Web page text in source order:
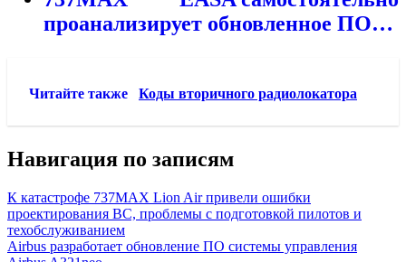
проанализирует обновленное ПО…
Читайте также Коды вторичного радиолокатора
Навигация по записям
К катастрофе 737MAX Lion Air привели ошибки
проектирования ВС, проблемы с подготовкой пилотов и
техобслуживанием
Airbus разработает обновление ПО системы управления